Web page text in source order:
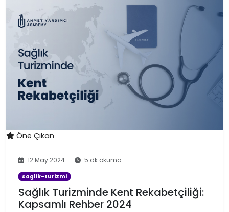
Öne Çıkan
12 May 2024 5 dk okuma
saglik-turizmi
Sağlık Turizminde Kent Rekabetçiliği:
Kapsamlı Rehber 2024